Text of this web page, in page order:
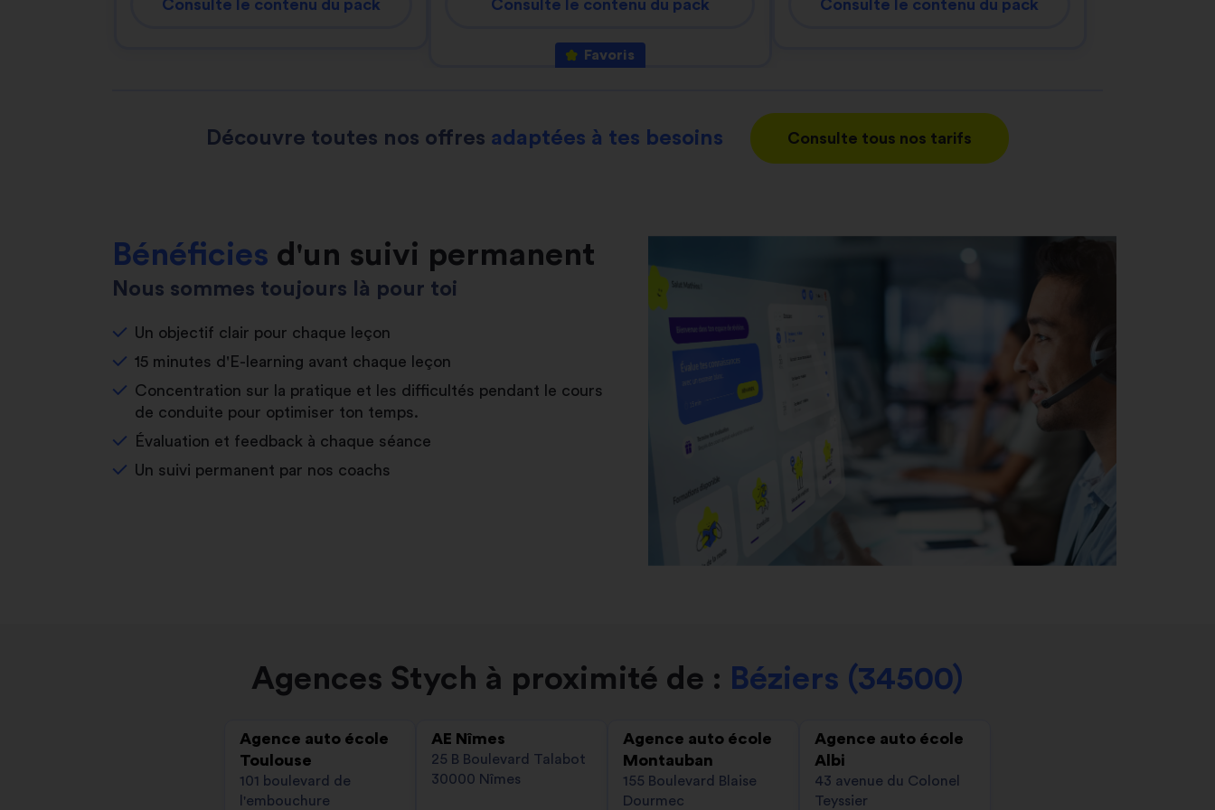
Consulte le contenu du pack Consulte le contenu du pack
Favoris
Consulte le contenu du pack
Découvre toutes nos offres adaptées à tes besoins Consulte tous nos tarifs
Bénéficies d'un suivi permanent
Nous sommes toujours là pour toi
Un objectif clair pour chaque leçon
15 minutes d'E-learning avant chaque leçon
Concentration sur la pratique et les difficultés pendant le cours
de conduite pour optimiser ton temps.
Évaluation et feedback à chaque séance
Un suivi permanent par nos coachs
Agences Stych à proximité de : Béziers (34500)
Agence auto école
Toulouse
101 boulevard de
l'embouchure
AE Nîmes
25 B Boulevard Talabot
30000 Nîmes
Agence auto école
Montauban
155 Boulevard Blaise
Dourmec
Agence auto école
Albi
43 avenue du Colonel
Teyssier